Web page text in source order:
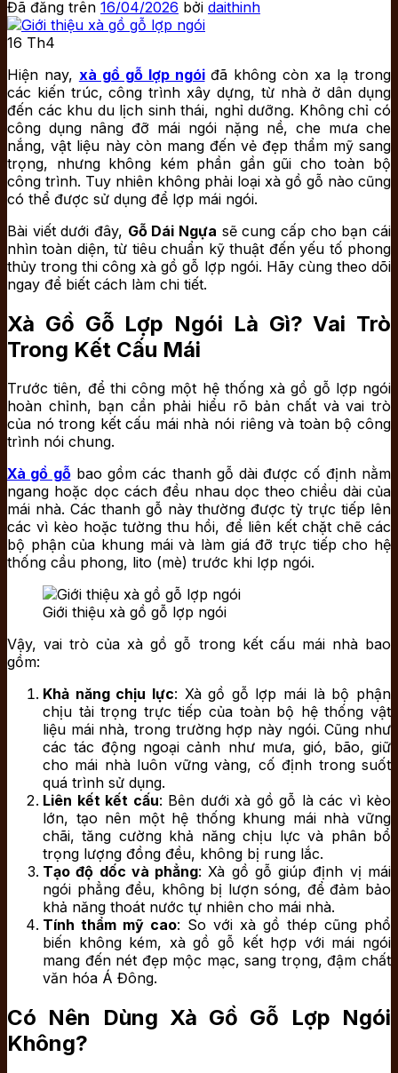
Đã đăng trên 16/04/2026 bởi daithinh
16 Th4
Hiện nay, xà gồ gỗ lợp ngóiđã không còn xa lạ trong
các kiến trúc, công trình xây dựng, từ nhà ở dân dụng
đến các khu du lịch sinh thái, nghỉ dưỡng. Không chỉ có
công dụng nâng đỡ mái ngói nặng nề, che mưa che
nắng, vật liệu này còn mang đến vẻ đẹp thẩm mỹ sang
trọng, nhưng không kém phần gần gũi cho toàn bộ
công trình. Tuy nhiên không phải loại xà gồ gỗ nào cũng
có thể được sử dụng để lợp mái ngói.
Bài viết dưới đây, Gỗ Dái Ngựa sẽ cung cấp cho bạn cái
nhìn toàn diện, từ tiêu chuẩn kỹ thuật đến yếu tố phong
thủy trong thi công xà gồ gỗ lợp ngói. Hãy cùng theo dõi
ngay để biết cách làm chi tiết.
Xà Gồ Gỗ Lợp Ngói Là Gì? Vai Trò
Trong Kết Cấu Mái
Trước tiên, để thi công một hệ thống xà gồ gỗ lợp ngói
hoàn chỉnh, bạn cần phải hiểu rõ bản chất và vai trò
của nó trong kết cấu mái nhà nói riêng và toàn bộ công
trình nói chung.
Xà gồ gỗbao gồm các thanh gỗ dài được cố định nằm
ngang hoặc dọc cách đều nhau dọc theo chiều dài của
mái nhà. Các thanh gỗ này thường được tỳ trực tiếp lên
các vì kèo hoặc tường thu hồi, để liên kết chặt chẽ các
bộ phận của khung mái và làm giá đỡ trực tiếp cho hệ
thống cầu phong, lito (mè) trước khi lợp ngói.
Giới thiệu xà gồ gỗ lợp ngói
Vậy, vai trò của xà gồ gỗ trong kết cấu mái nhà bao
gồm:
Khả năng chịu lực: Xà gồ gỗ lợp mái là bộ phận
chịu tải trọng trực tiếp của toàn bộ hệ thống vật
liệu mái nhà, trong trường hợp này ngói. Cũng như
các tác động ngoại cảnh như mưa, gió, bão, giữ
cho mái nhà luôn vững vàng, cố định trong suốt
quá trình sử dụng.
Liên kết kết cấu: Bên dưới xà gồ gỗ là các vì kèo
lớn, tạo nên một hệ thống khung mái nhà vững
chãi, tăng cường khả năng chịu lực và phân bổ
trọng lượng đồng đều, không bị rung lắc.
Tạo độ dốc và phẳng: Xà gồ gỗ giúp định vị mái
ngói phẳng đều, không bị lượn sóng, để đảm bảo
khả năng thoát nước tự nhiên cho mái nhà.
Tính thẩm mỹ cao: So với xà gồ thép cũng phổ
biến không kém, xà gồ gỗ kết hợp với mái ngói
mang đến nét đẹp mộc mạc, sang trọng, đậm chất
văn hóa Á Đông.
Có Nên Dùng Xà Gồ Gỗ Lợp Ngói
Không?